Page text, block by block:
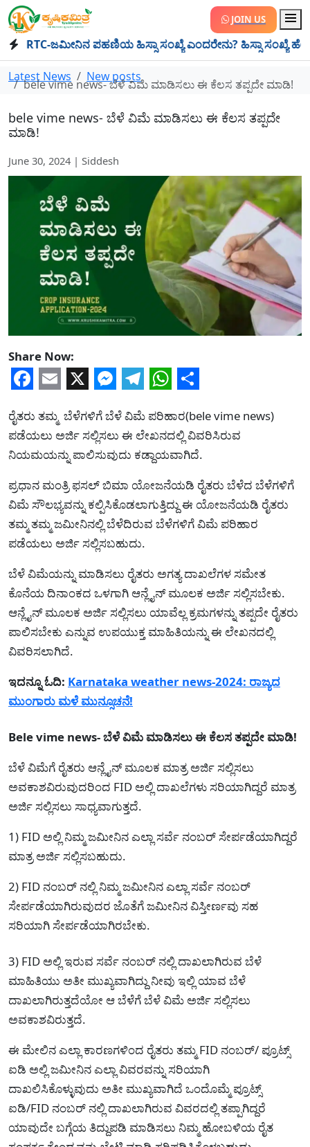
JOIN US
ಜಮೀನಿನ ಪಹಣಿಯ ಹಿಸ್ಸಾ ಸಂಖ್ಯೆ ಎಂದರೇನು? ಹಿಸ್ಸಾ ಸಂಖ್ಯೆ ಹೇಗೆ
Latest News New posts
bele vime news- ಬೆಳೆ ವಿಮೆ ಮಾಡಿಸಲು ಈ ಕೆಲಸ ತಪ್ಪದೇ ಮಾಡಿ!
bele vime news- ಬೆಳೆ ವಿಮೆ ಮಾಡಿಸಲು ಈ ಕೆಲಸ ತಪ್ಪದೇ
ಮಾಡಿ!
June 30, 2024 | Siddesh
Share Now:
Facebook
Email
X Messenger
Telegram
WhatsApp
Share
ರೈತರು ತಮ್ಮ ಬೆಳೆಗಳಿಗೆ ಬೆಳೆ ವಿಮೆ ಪರಿಹಾರ(bele vime news)
ಪಡೆಯಲು ಅರ್ಜಿ ಸಲ್ಲಿಸಲು ಈ ಲೇಖನದಲ್ಲಿ ವಿವರಿಸಿರುವ
ನಿಯಮಯನ್ನು ಪಾಲಿಸುವುದು ಕಡ್ದಾಯವಾಗಿದೆ.
ಪ್ರಧಾನ ಮಂತ್ರಿ ಫಸಲ್ ಬಿಮಾ ಯೋಜನೆಯಡಿ ರೈತರು ಬೆಳೆದ ಬೆಳೆಗಳಿಗೆ
ವಿಮೆ ಸೌಲಭ್ಯವನ್ನು ಕಲ್ಪಿಸಿಕೊಡಲಾಗುತ್ತಿದ್ದು ಈ ಯೋಜನೆಯಡಿ ರೈತರು
ತಮ್ಮ ತಮ್ಮ ಜಮೀನಿನಲ್ಲಿ ಬೆಳೆದಿರುವ ಬೆಳೆಗಳಿಗೆ ವಿಮೆ ಪರಿಹಾರ
ಪಡೆಯಲು ಅರ್ಜಿ ಸಲ್ಲಿಸಬಹುದು.
ಬೆಳೆ ವಿಮೆಯನ್ನು ಮಾಡಿಸಲು ರೈತರು ಅಗತ್ಯ ದಾಖಲೆಗಳ ಸಮೇತ
ಕೊನೆಯ ದಿನಾಂಕದ ಒಳಗಾಗಿ ಆನ್ಲೈನ್ ಮೂಲಕ ಅರ್ಜಿ ಸಲ್ಲಿಸಬೇಕು.
ಆನ್ಲೈನ್ ಮೂಲಕ ಅರ್ಜಿ ಸಲ್ಲಿಸಲು ಯಾವೆಲ್ಲ ಕ್ರಮಗಳನ್ನು ತಪ್ಪದೇ ರೈತರು
ಪಾಲಿಸಬೇಕು ಎನ್ನುವ ಉಪಯುಕ್ತ ಮಾಹಿತಿಯನ್ನು ಈ ಲೇಖನದಲ್ಲಿ
ವಿವರಿಸಲಾಗಿದೆ.
ಇದನ್ನೂ ಓದಿ: Karnataka weather news-2024: ರಾಜ್ಯದ
ಮುಂಗಾರು ಮಳೆ ಮುನ್ಸೂಚನೆ!
Bele vime news- ಬೆಳೆ ವಿಮೆ ಮಾಡಿಸಲು ಈ ಕೆಲಸ ತಪ್ಪದೇ ಮಾಡಿ!
ಬೆಳೆ ವಿಮೆಗೆ ರೈತರು ಆನ್ಲೈನ್ ಮೂಲಕ ಮಾತ್ರ ಅರ್ಜಿ ಸಲ್ಲಿಸಲು
ಅವಕಾಶವಿರುವುದರಿಂದ FID ಅಲ್ಲಿ ದಾಖಲೆಗಳು ಸರಿಯಾಗಿದ್ದರೆ ಮಾತ್ರ
ಅರ್ಜಿ ಸಲ್ಲಿಸಲು ಸಾಧ್ಯವಾಗುತ್ತದೆ.
1) FID ಅಲ್ಲಿ ನಿಮ್ಮ ಜಮೀನಿನ ಎಲ್ಲಾ ಸರ್ವೆ ನಂಬರ್ ಸೇರ್ಪಡೆಯಾಗಿದ್ದರೆ
ಮಾತ್ರ ಅರ್ಜಿ ಸಲ್ಲಿಸಬಹುದು.
2) FID ನಂಬರ್ ನಲ್ಲಿ ನಿಮ್ಮ ಜಮೀನಿನ ಎಲ್ಲಾ ಸರ್ವೆ ನಂಬರ್
ಸೇರ್ಪಡೆಯಾಗಿರುವುದರ ಜೊತೆಗೆ ಜಮೀನಿನ ವಿಸ್ತೀರ್ಣವು ಸಹ
ಸರಿಯಾಗಿ ಸೇರ್ಪಡೆಯಾಗಿರಬೇಕು.
3) FID ಅಲ್ಲಿ ಇರುವ ಸರ್ವೆ ನಂಬರ್ ನಲ್ಲಿ ದಾಖಲಾಗಿರುವ ಬೆಳೆ
ಮಾಹಿತಿಯು ಅತೀ ಮುಖ್ಯವಾಗಿದ್ದು ನೀವು ಇಲ್ಲಿ ಯಾವ ಬೆಳೆ
ದಾಖಲಾಗಿರುತ್ತದೆಯೋ ಆ ಬೆಳೆಗೆ ಬೆಳೆ ವಿಮೆ ಅರ್ಜಿ ಸಲ್ಲಿಸಲು
ಅವಕಾಶವಿರುತ್ತದೆ.
ಈ ಮೇಲಿನ ಎಲ್ಲಾ ಕಾರಣಗಳಿಂದ ರೈತರು ತಮ್ಮ FID ನಂಬರ್/ ಪ್ರೂಟ್ಸ್
ಐಡಿ ಅಲ್ಲಿ ಜಮೀನಿನ ಎಲ್ಲಾ ವಿವರವನ್ನು ಸರಿಯಾಗಿ
ದಾಖಲಿಸಿಕೊಳ್ಳುವುದು ಅತೀ ಮುಖ್ಯವಾಗಿದೆ ಒಂದೊಮ್ಮೆ ಪ್ರೂಟ್ಸ್
ಐಡಿ/FID ನಂಬರ್ ನಲ್ಲಿ ದಾಖಲಾಗಿರುವ ವಿವರದಲ್ಲಿ ತಪ್ಪಾಗಿದ್ದರೆ
ಯಾವುದೇ ಬಗ್ಗೆಯ ತಿದ್ದುಪಡಿ ಮಾಡಿಸಲು ನಿಮ್ಮ ಹೋಬಳಿಯ ರೈತ